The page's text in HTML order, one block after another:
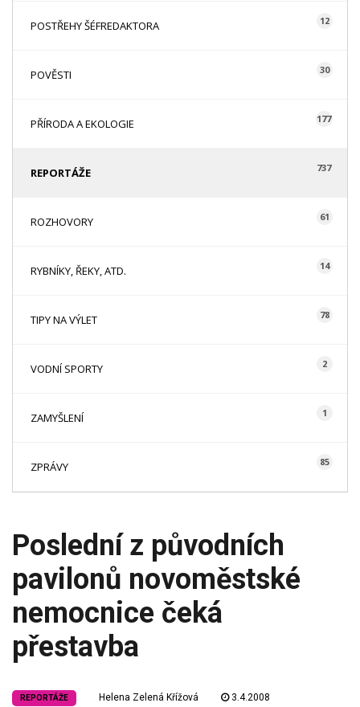
POSTŘEHY ŠÉFREDAKTORA 12
POVĚSTI 30
PŘÍRODA A EKOLOGIE 177
REPORTÁŽE 737
ROZHOVORY 61
RYBNÍKY, ŘEKY, ATD. 14
TIPY NA VÝLET 78
VODNÍ SPORTY 2
ZAMYŠLENÍ 1
ZPRÁVY 85
Poslední z původních
pavilonů novoměstské
nemocnice čeká
přestavba
REPORTÁŽE Helena Zelená Křížová 3.4.2008